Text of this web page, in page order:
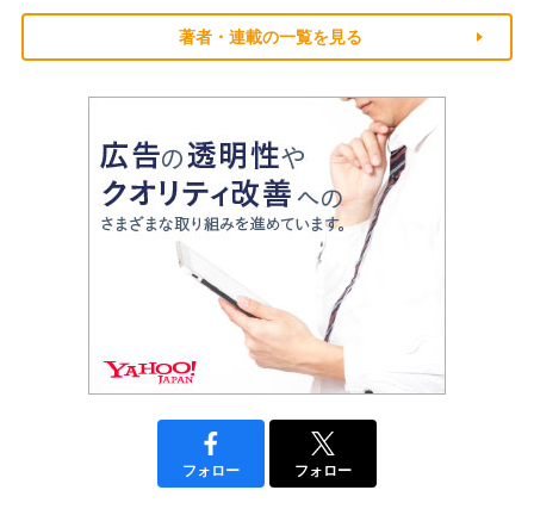
著者・連載の一覧を見る
フォロー フォロー